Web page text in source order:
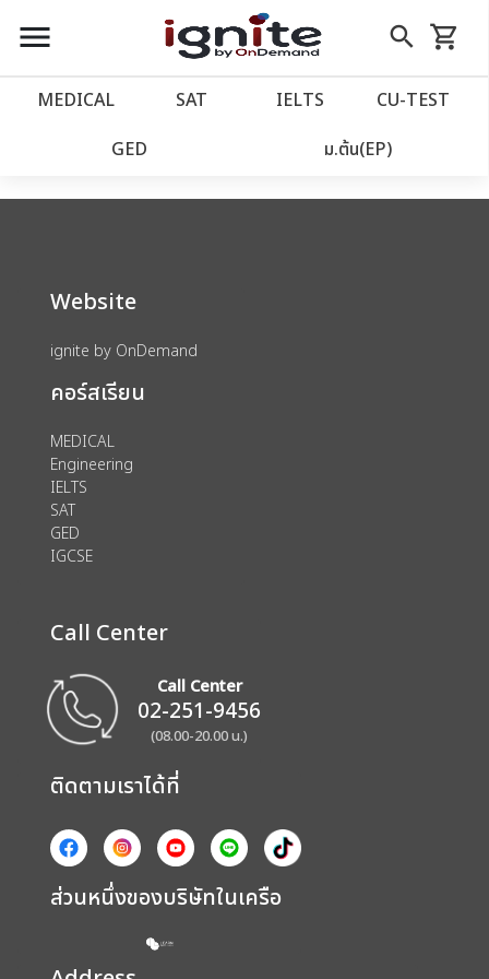
close
account_balance หน้าแรก
เว็บไซต์อิกไนท์
account_circle เข้าสู่ระบบ
assignment ลงทะเบียน
menu search
Skip
to
shopping_cart
รถเข็น
MEDICAL SAT IELTS CU‑TEST
GED ม.ต้น(EP)
We could not find anything for catalog
category view s sat subject test id 379
Website
ignite by OnDemand
คอร์สเรียน
MEDICAL
Engineering
IELTS
SAT
GED
IGCSE
Call Center
Call Center
02-251-9456
(08.00-20.00 น.)
ติดตามเราได้ที่
ส่วนหนึ่งของบริษัทในเครือ